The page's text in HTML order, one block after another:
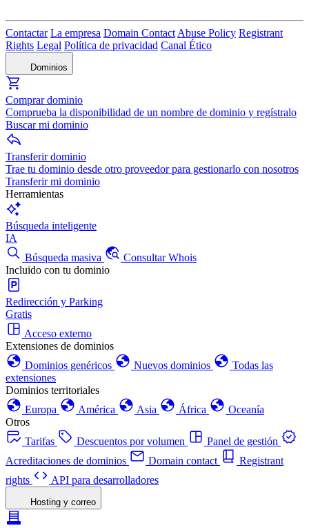
Contactar La empresa Domain Contact Abuse Policy Registrant
Rights Legal Política de privacidad Canal Ético
Dominios
Comprar dominio
Comprueba la disponibilidad de un nombre de dominio y regístralo
Buscar mi dominio
Transferir dominio
Trae tu dominio desde otro proveedor para gestionarlo con nosotros
Transferir mi dominio
Herramientas
Búsqueda inteligente
IA
Búsqueda masiva
Consultar Whois
Incluido con tu dominio
Redirección y Parking
Gratis
Acceso externo
Extensiones de dominios
Dominios genéricos
Nuevos dominios
Todas las
extensiones
Dominios territoriales
Europa
América Asia África
Oceanía
Otros
Tarifas
Descuentos por volumen
Panel de gestión
Acreditaciones de dominios
Domain contact
Registrant
rights
API para desarrolladores
Hosting y correo